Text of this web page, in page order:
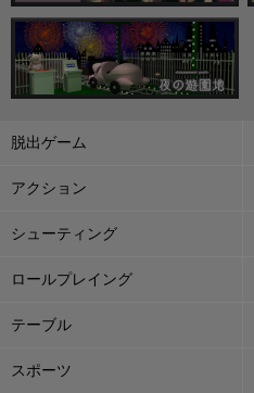
脱出ゲーム
アクション
シューティング
ロールプレイング
テーブル
スポーツ